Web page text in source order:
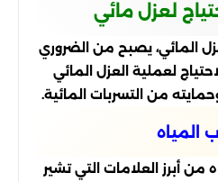
لعزل مائي
المائي، يصبح من الضروري
لعملية العزل المائي
من التسربات المائية.
المياه
من أبرز العلامات التي تشير